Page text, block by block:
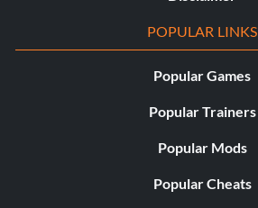
POPULAR LINKS
Popular Games
Popular Trainers
Popular Mods
Popular Cheats